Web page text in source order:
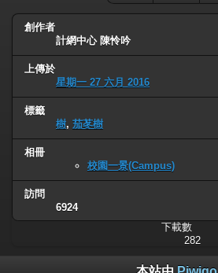
創作者
計網中心 陳怜吟
上傳於
星期一 27 六月 2016
標籤
樹, 茄苳樹
相冊
校園一景(Campus)
訪問
6924
下載數
282